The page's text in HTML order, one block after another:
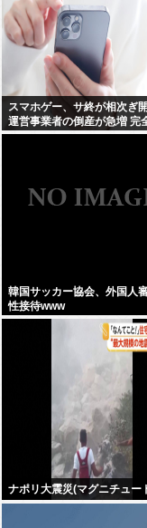
スマホゲー、サ終が相次ぎ
運営事業者の倒産が急増 完
ワコンか
韓国サッカー協会、外国人
性接待www
ナポリ大震災(マグニチュー